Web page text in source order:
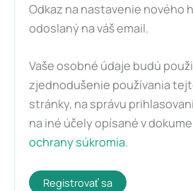
Odkaz na nastavenie nového
odoslaný na váš email.
Vaše osobné údaje budú
zjednodušenie používania
stránky, na správu
na iné účely opísané v
ochrany súkromia.
Registrovať sa